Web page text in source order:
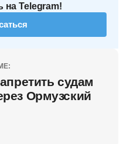
на Telegram!
судам
Ормузский